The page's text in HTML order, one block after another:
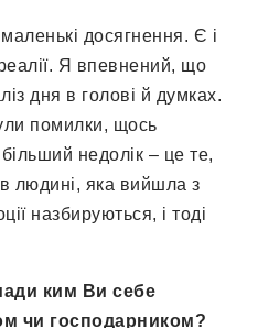
досягнення. Є і
Я впевнений, що
дня в голові й думках.
помилки, щось
недолік – це те,
людині, яка вийшла з
назбируються, і тоді
ким Ви себе
чи господарником?